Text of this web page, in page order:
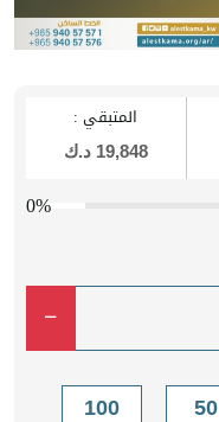
المتبقي :
19,848 د.ك
0%
50
100